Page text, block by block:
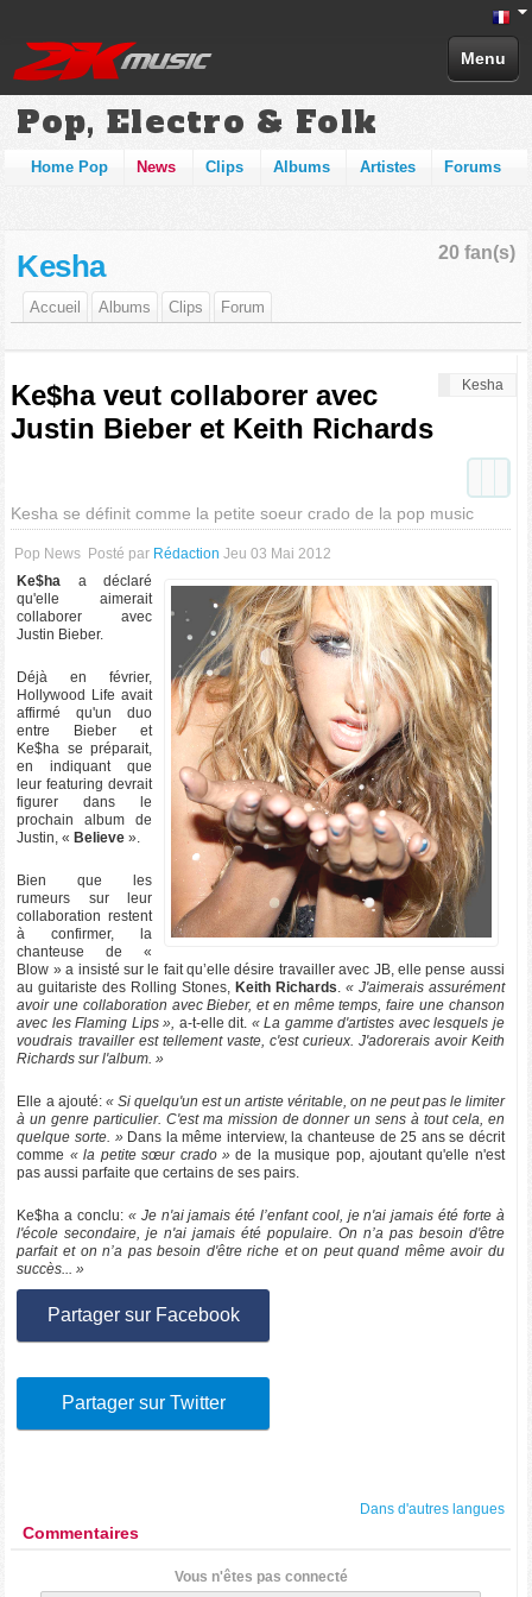
Menu
Pop, Electro & Folk
Home Pop News Clips Albums Artistes Forums
20 fan(s)
Kesha
Accueil Albums Clips Forum
Kesha
Ke$ha veut collaborer avec
Justin Bieber et Keith Richards
Kesha se définit comme la petite soeur crado de la pop music
Pop News Posté par Rédaction Jeu 03 Mai 2012
Ke$ha a déclaré
qu'elle aimerait
collaborer avec
Justin Bieber.
Déjà en février,
Hollywood Life avait
affirmé qu'un duo
entre Bieber et
Ke$ha se préparait,
en indiquant que
leur featuring devrait
figurer dans le
prochain album de
Justin, « Believe ».
Bien que les
rumeurs sur leur
collaboration restent
à confirmer, la
chanteuse de «
Blow » a insisté sur le fait qu’elle désire travailler avec JB, elle pense aussi
au guitariste des Rolling Stones, Keith Richards. « J'aimerais assurément
avoir une collaboration avec Bieber, et en même temps, faire une chanson
avec les Flaming Lips », a-t-elle dit. « La gamme d'artistes avec lesquels je
voudrais travailler est tellement vaste, c'est curieux. J'adorerais avoir Keith
Richards sur l'album. »
Elle a ajouté:« Si quelqu'un est un artiste véritable, on ne peut pas le limiter
à un genre particulier. C'est ma mission de donner un sens à tout cela, en
quelque sorte. »Dans la même interview, la chanteuse de 25 ans se décrit
comme « la petite sœur crado »de la musique pop, ajoutant qu'elle n'est
pas aussi parfaite que certains de ses pairs.
Ke$ha a conclu: « Je n'ai jamais été l’enfant cool, je n'ai jamais été forte à
l'école secondaire, je n'ai jamais été populaire. On n’a pas besoin d'être
parfait et on n’a pas besoin d'être riche et on peut quand même avoir du
succès... »
Partager sur Facebook
Partager sur Twitter
Dans d'autres langues
Commentaires
Vous n'êtes pas connecté